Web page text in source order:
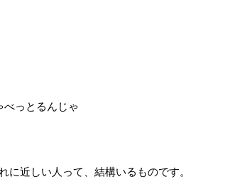
べっとるんじゃ
に近しい人って、結構いるものです。